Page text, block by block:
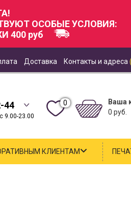
ОСОБЫЕ УСЛОВИЯ:
400 руб
Доставка Контакты и адреса
44
9.00-23.00
0
Ваша
0 руб.
КЛИЕНТАМ